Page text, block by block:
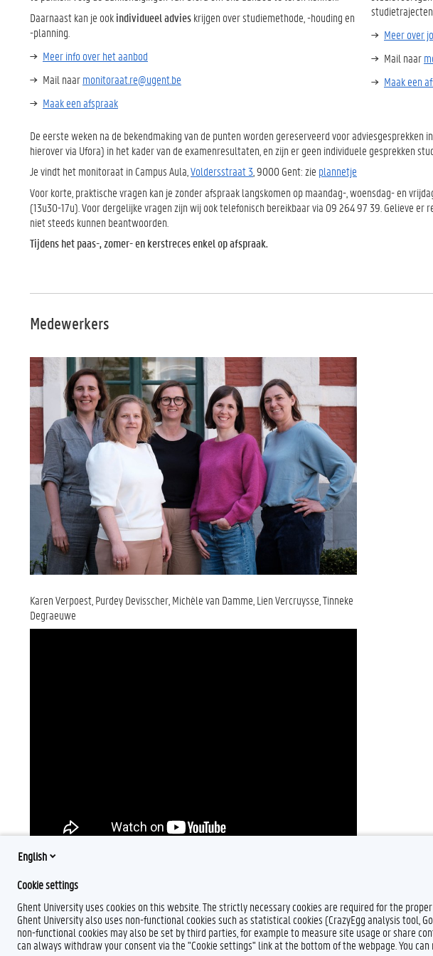
Daarnaast kan je ookindividueel advieskrijgen over studiemethode, -houding en
-planning.
Meer info over het aanbod
Mail naarmonitoraat.re@ugent.be
Maak een afspraak
Meer over
Mail naar
Maak een
De eerste weken na de bekendmaking van de punten worden gereserveerd voor
hierover via Ufora) in het kader van de examenresultaten, en zijn er geen individuele gesprekken
Je vindt het monitoraat in Campus Aula, Voldersstraat 3 , 9000 Gent: zie plannetje
Voor korte, praktische vragen kan je zonder afspraak langskomen op maandag-, woensdag- en
(13u30-17u). Voor dergelijke vragen zijn wij ook telefonisch bereikbaar via 09 264 97 39. Gelieve
niet steeds kunnen beantwoorden.
Tijdens het paas-, zomer- en kerstreces enkel op afspraak.
Medewerkers
Karen Verpoest, Purdey Devisscher, Michèle van Damme, Lien Vercruysse, Tinneke
Degraeuwe
English
Cookie settings
Ghent University uses cookies on this website. The strictly necessary cookies are required for the
Ghent University also uses non-functional cookies such as statistical cookies (CrazyEgg analysis tool,
non-functional cookies may also be set by third parties, for example to measure site usage or share
can always withdraw your consent via the "Cookie settings" link at the bottom of the webpage. You